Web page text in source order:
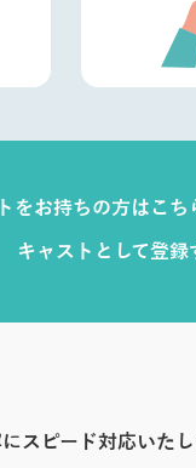
をお持ちの方はこち
キャストとして登録
スピード対応いたし